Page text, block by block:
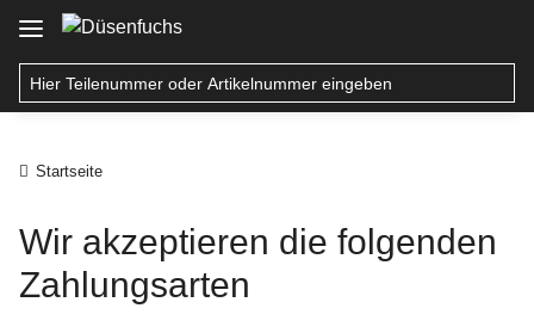
Startseite
Wir akzeptieren die folgenden
Zahlungsarten